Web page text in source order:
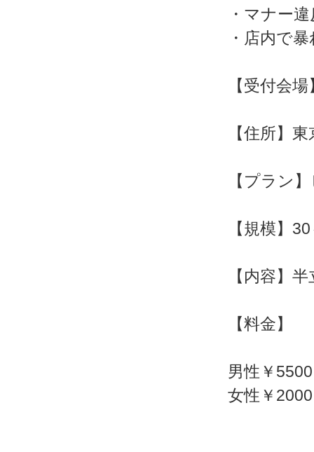
・マナー
・店内で
【受付会
【住所】
【プラン
【規模】
【内容】
【料金】
男性￥5500
女性￥